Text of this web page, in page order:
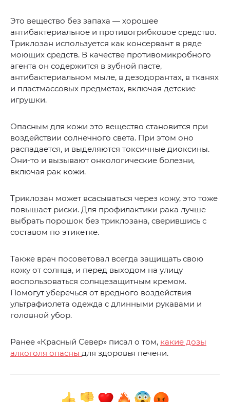
Это вещество без запаха — хорошее
антибактериальное и противогрибковое средство.
Триклозан используется как консервант в ряде
моющих средств. В качестве противомикробного
агента он содержится в зубной пасте,
антибактериальном мыле, в дезодорантах, в тканях
и пластмассовых предметах, включая детские
игрушки.
Опасным для кожи это вещество становится при
воздействии солнечного света. При этом оно
распадается, и выделяются токсичные диоксины.
Они-то и вызывают онкологические болезни,
включая рак кожи.
Триклозан может всасываться через кожу, это тоже
повышает риски. Для профилактики рака лучше
выбрать порошок без триклозана, сверившись с
составом по этикетке.
Также врач посоветовал всегда защищать свою
кожу от солнца, и перед выходом на улицу
воспользоваться солнцезащитным кремом.
Помогут уберечься от вредного воздействия
ультрафиолета одежда с длинными рукавами и
головной убор.
Ранее «Красный Север» писал о том, какие дозы
алкоголя опасны для здоровья печени.